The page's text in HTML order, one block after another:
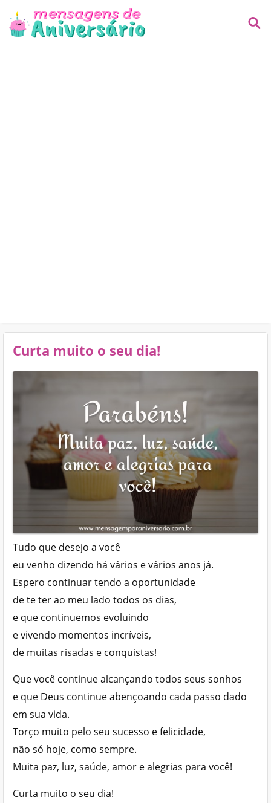
Curta muito o seu dia!
Tudo que desejo a você
eu venho dizendo há vários e vários anos já.
Espero continuar tendo a oportunidade
de te ter ao meu lado todos os dias,
e que continuemos evoluindo
e vivendo momentos incríveis,
de muitas risadas e conquistas!
Que você continue alcançando todos seus sonhos
e que Deus continue abençoando cada passo dado
em sua vida.
Torço muito pelo seu sucesso e felicidade,
não só hoje, como sempre.
Muita paz, luz, saúde, amor e alegrias para você!
Curta muito o seu dia!